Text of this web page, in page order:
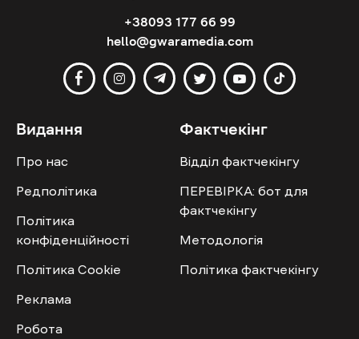
+38093 177 66 99
hello@gwaramedia.com
Видання
Про нас
Редполітика
Політика
конфіденційності
Політика Cookie
Реклама
Робота
Фактчекінг
Відділ фактчекінгу
ПЕРЕВІРКА: бот для
фактчекінгу
Методологія
Політика фактчекінгу